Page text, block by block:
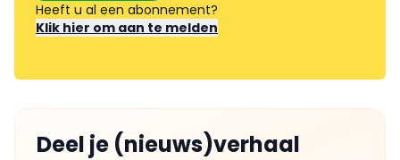
Heeft u al een abonnement?
Klik hier om aan te melden
Deel je (nieuws)verhaal